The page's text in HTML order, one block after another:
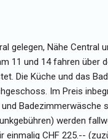
gelegen, Nähe
11 und 14 fahren
Die Küche und das
Im Preis
werden
einmalig CHF 225.--